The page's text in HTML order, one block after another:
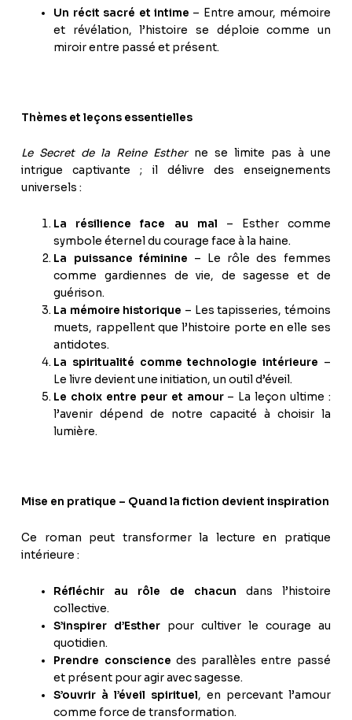
Un récit sacré et intime – Entre amour, mémoire
et révélation, l’histoire se déploie comme un
miroir entre passé et présent.
Thèmes et leçons essentielles
Le Secret de la Reine Estherne se limite pas à une
intrigue captivante ; il délivre des enseignements
universels :
La résilience face au mal – Esther comme
symbole éternel du courage face à la haine.
La puissance féminine – Le rôle des femmes
comme gardiennes de vie, de sagesse et de
guérison.
La mémoire historique – Les tapisseries, témoins
muets, rappellent que l’histoire porte en elle ses
antidotes.
La spiritualité comme technologie intérieure –
Le livre devient une initiation, un outil d’éveil.
Le choix entre peur et amour– La leçon ultime :
l’avenir dépend de notre capacité à choisir la
lumière.
Mise en pratique – Quand la fiction devient inspiration
Ce roman peut transformer la lecture en pratique
intérieure :
Réfléchir au rôle de chacun dans l’histoire
collective.
S’inspirer d’Esther pour cultiver le courage au
quotidien.
Prendre conscience des parallèles entre passé
et présent pour agir avec sagesse.
S’ouvrir à l’éveil spirituel, en percevant l’amour
comme force de transformation.